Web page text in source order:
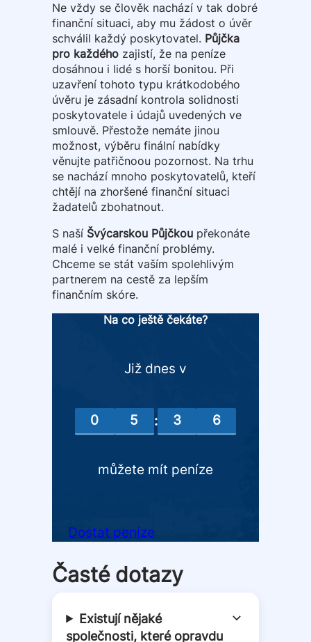
Ne vždy se člověk nachází v tak dobré
finanční situaci, aby mu žádost o úvěr
schválil každý poskytovatel. Půjčka
pro každého zajistí, že na peníze
dosáhnou i lidé s horší bonitou. Při
uzavření tohoto typu krátkodobého
úvěru je zásadní kontrola solidnosti
poskytovatele i údajů uvedených ve
smlouvě. Přestože nemáte jinou
možnost, výběru finální nabídky
věnujte patřičnoou pozornost. Na trhu
se nachází mnoho poskytovatelů, kteří
chtějí na zhoršené finanční situaci
žadatelů zbohatnout.
S naší Švýcarskou Půjčkou překonáte
malé i velké finanční problémy.
Chceme se stát vaším spolehlivým
partnerem na cestě za lepším
finančním skóre.
Na co ještě čekáte?
Již dnes v
0 5 : 3 6
můžete mít peníze
Dostat peníze
Časté dotazy
Existují nějaké
společnosti, které opravdu